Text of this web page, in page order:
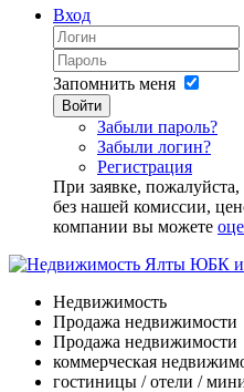
Вход
Запомнить меня
Войти
Забыли пароль?
Забыли логин?
Регистрация
При заявке, пожалуйста,
без нашей комиссии,
компании вы можете
Недвижимость
Продажа недвижимости
Продажа недвижимости
коммерческая
гостиницы / отели /